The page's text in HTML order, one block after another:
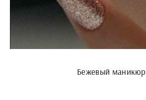
Бежевый маникюр